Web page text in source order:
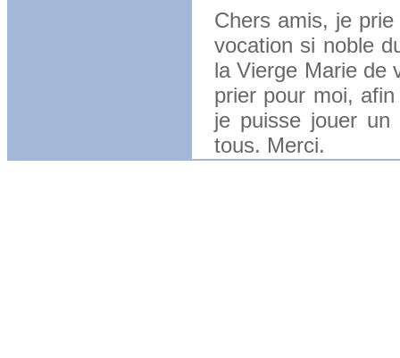
Chers amis, je
vocation si noble
la Vierge Marie de
prier pour moi,
je puisse jouer
tous. Merci.